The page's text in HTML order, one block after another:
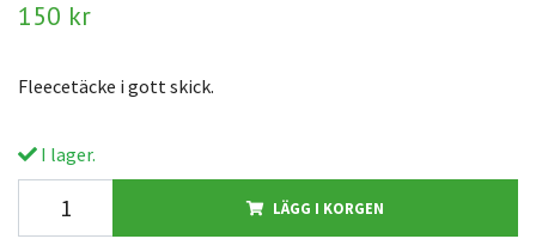
150 kr
Fleecetäcke i gott skick.
I lager.
LÄGG I KORGEN